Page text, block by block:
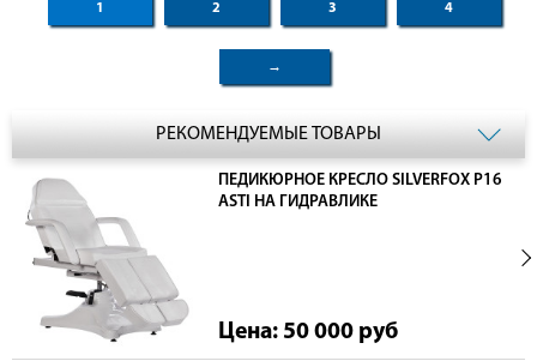
1 2 3 4
→
РЕКОМЕНДУЕМЫЕ ТОВАРЫ
ПЕДИКЮРНОЕ КРЕСЛО SILVERFOX Р16
ASTI НА ГИДРАВЛИКЕ
Цена: 50 000 руб